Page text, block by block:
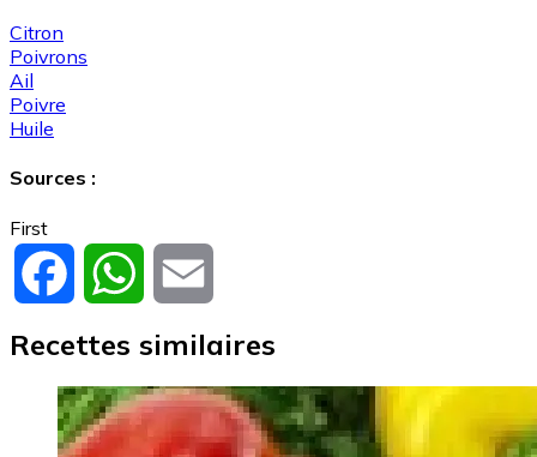
Citron
Poivrons
Ail
Poivre
Huile
Sources :
First
Facebook WhatsApp
Recettes similaires
Image